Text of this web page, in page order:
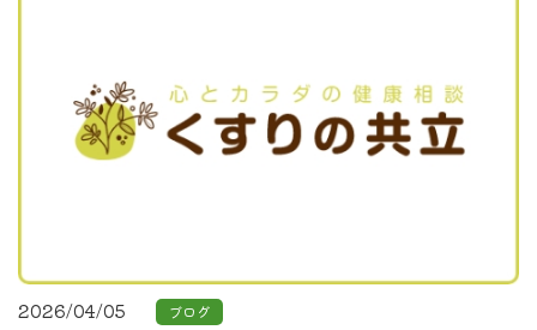
2026/04/05 ブログ